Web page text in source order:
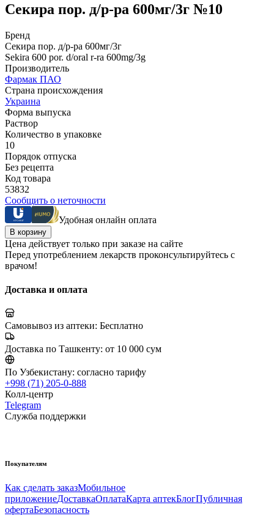
Секира пор. д/р-ра 600мг/3г №10
Бренд
Секира пор. д/р-ра 600мг/3г
Sekira 600 por. d/oral r-ra 600mg/3g
Производитель
Фармак ПАО
Страна происхождения
Украина
Форма выпуска
Раствор
Количество в упаковке
10
Порядок отпуска
Без рецепта
Код товара
53832
Сообщить о неточности
Удобная онлайн оплата
В корзину
Цена действует только при заказе на сайте
Перед употреблением лекарств проконсультируйтесь с
врачом!
Доставка и оплата
Самовывоз из аптеки: Бесплатно
Доставка по Ташкенту: от 10 000 сум
По Узбекистану: согласно тарифу
+998 (71) 205-0-888
Колл-центр
Telegram
Служба поддержки
Покупателям
Как сделать заказМобильное
приложениеДоставкаОплатаКарта аптекБлогПубличная
офертаБезопасность